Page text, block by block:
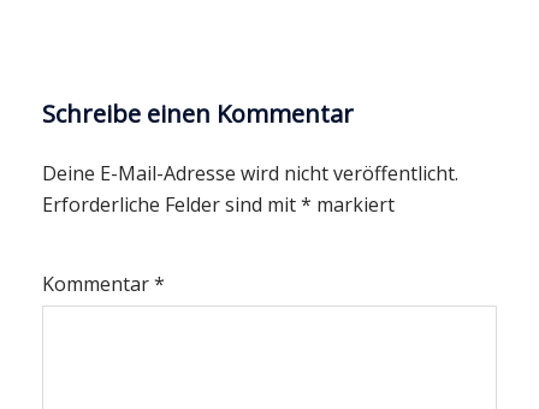
Schreibe einen Kommentar
Deine E-Mail-Adresse wird nicht veröffentlicht.
Erforderliche Felder sind mit* markiert
Kommentar*